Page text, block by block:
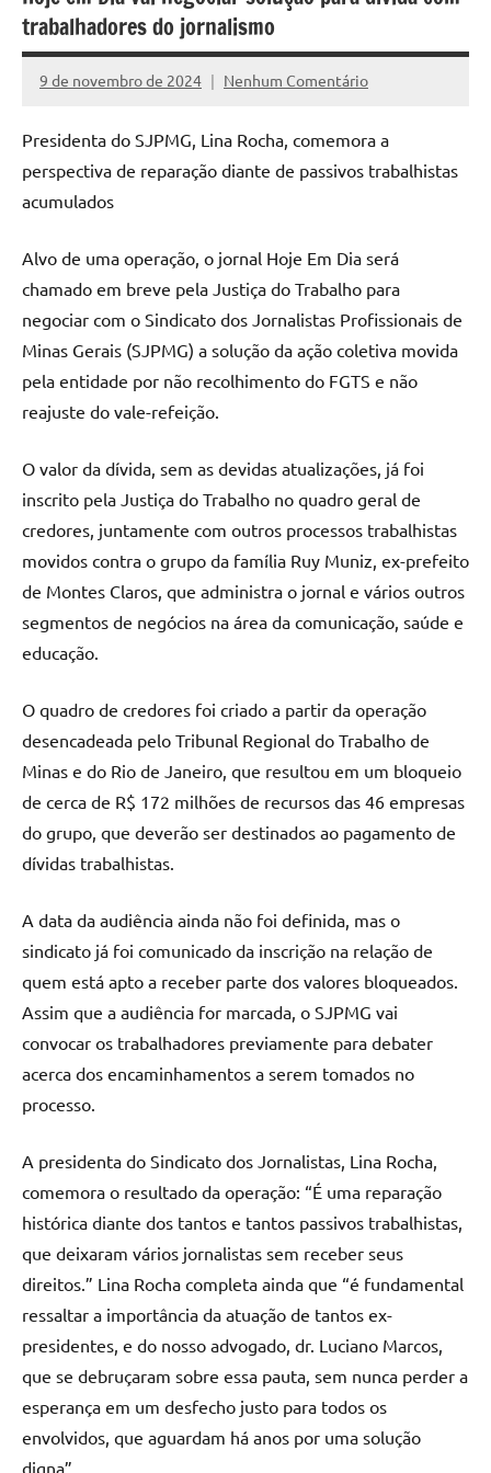
trabalhadores do jornalismo
9 de novembro de 2024
Assessoria
Nenhum Comentário
Presidenta do SJPMG, Lina Rocha, comemora a
perspectiva de reparação diante de passivos trabalhistas
acumulados
Alvo de uma operação, o jornal Hoje Em Dia será
chamado em breve pela Justiça do Trabalho para
negociar com o Sindicato dos Jornalistas Profissionais de
Minas Gerais (SJPMG) a solução da ação coletiva movida
pela entidade por não recolhimento do FGTS e não
reajuste do vale-refeição.
O valor da dívida, sem as devidas atualizações, já foi
inscrito pela Justiça do Trabalho no quadro geral de
credores, juntamente com outros processos trabalhistas
movidos contra o grupo da família Ruy Muniz, ex-prefeito
de Montes Claros, que administra o jornal e vários outros
segmentos de negócios na área da comunicação, saúde e
educação.
O quadro de credores foi criado a partir da operação
desencadeada pelo Tribunal Regional do Trabalho de
Minas e do Rio de Janeiro, que resultou em um bloqueio
de cerca de R$ 172 milhões de recursos das 46 empresas
do grupo, que deverão ser destinados ao pagamento de
dívidas trabalhistas.
A data da audiência ainda não foi definida, mas o
sindicato já foi comunicado da inscrição na relação de
quem está apto a receber parte dos valores bloqueados.
Assim que a audiência for marcada, o SJPMG vai
convocar os trabalhadores previamente para debater
acerca dos encaminhamentos a serem tomados no
processo.
A presidenta do Sindicato dos Jornalistas, Lina Rocha,
comemora o resultado da operação: “É uma reparação
histórica diante dos tantos e tantos passivos trabalhistas,
que deixaram vários jornalistas sem receber seus
direitos.” Lina Rocha completa ainda que “é fundamental
ressaltar a importância da atuação de tantos ex-
presidentes, e do nosso advogado, dr. Luciano Marcos,
que se debruçaram sobre essa pauta, sem nunca perder a
esperança em um desfecho justo para todos os
envolvidos, que aguardam há anos por uma solução
digna”.